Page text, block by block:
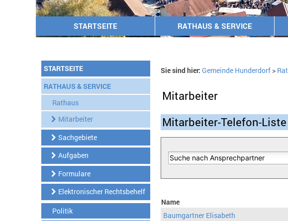
STARTSEITE RATHAUS & SERVICE
STARTSEITE
RATHAUS & SERVICE
Rathaus
Mitarbeiter
Sachgebiete
Aufgaben
Formulare
Elektronischer Rechtsbehelf
Politik
Sie sind hier: Gemeinde Hunderdorf>
Mitarbeiter
Mitarbeiter-Telefon-Liste
Name
Baumgartner Elisabeth